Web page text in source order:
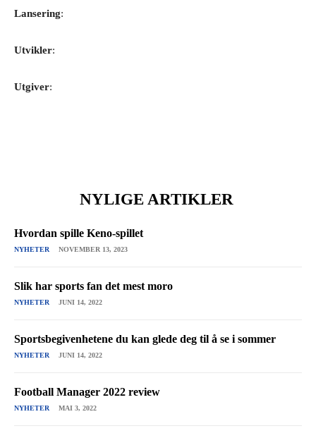
Lansering:
Utvikler:
Utgiver:
NYLIGE ARTIKLER
Hvordan spille Keno-spillet
NYHETER NOVEMBER 13, 2023
Slik har sports fan det mest moro
NYHETER JUNI 14, 2022
Sportsbegivenhetene du kan glede deg til å se i sommer
NYHETER JUNI 14, 2022
Football Manager 2022 review
NYHETER MAI 3, 2022